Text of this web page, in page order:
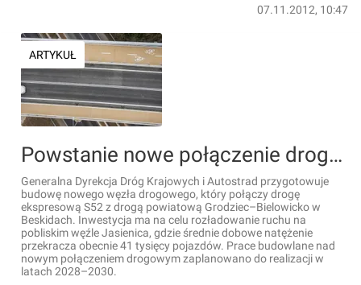
07.11.2012, 10:47
ARTYKUŁ
Powstanie nowe połączenie drogowe z ekspresówką S52 w Beskidach
Generalna Dyrekcja Dróg Krajowych i Autostrad przygotowuje
budowę nowego węzła drogowego, który połączy drogę
ekspresową S52 z drogą powiatową Grodziec–Bielowicko w
Beskidach. Inwestycja ma na celu rozładowanie ruchu na
pobliskim węźle Jasienica, gdzie średnie dobowe natężenie
przekracza obecnie 41 tysięcy pojazdów. Prace budowlane nad
nowym połączeniem drogowym zaplanowano do realizacji w
latach 2028–2030.